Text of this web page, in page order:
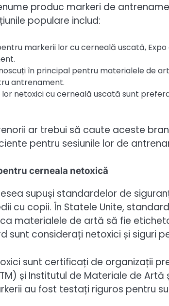
produc markeri de
populare includ:
markerii lor cu cerneală uscată,
în principal pentru materialele de
antrenament.
lor netoxici cu cerneală uscată sunt
ar trebui să caute aceste
pentru sesiunile lor de
cerneala netoxică
supuși standardelor de
cu copii. În Statele Unite,
materialele de artă să fie
sunt considerați netoxici și siguri
sunt certificați de organizații
și Institutul de Materiale de
au fost testați riguros pentru